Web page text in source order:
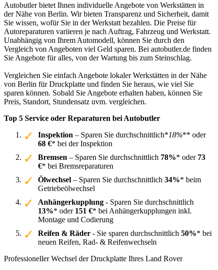
Autobutler bietet Ihnen individuelle Angebote von Werkstätten in
der Nähe von Berlin. Wir bieten Transparenz und Sicherheit, damit
Sie wissen, wofür Sie in der Werkstatt bezahlen. Die Preise für
Autoreparaturen variieren je nach Auftrag, Fahrzeug und Werkstatt.
Unabhängig von Ihrem Automodell, können Sie durch den
Vergleich von Angeboten viel Geld sparen. Bei autobutler.de finden
Sie Angebote für alles, von der Wartung bis zum Steinschlag.
Vergleichen Sie einfach Angebote lokaler Werkstätten in der Nähe
von Berlin für Druckplatte und finden Sie heraus, wie viel Sie
sparen können. Sobald Sie Angebote erhalten haben, können Sie
Preis, Standort, Stundensatz uvm. vergleichen.
Top 5 Service oder Reparaturen bei Autobutler
Inspektion – Sparen Sie durchschnittlich*18%** oder
68 €* bei der Inspektion
Bremsen – Sparen Sie durchschnittlich 78%* oder 73
€* bei Bremsreparaturen
Ölwechsel – Sparen Sie durchschnittlich 34%* beim
Getriebeölwechsel
Anhängerkupplung - Sparen Sie durchschnittlich
13%* oder 151 €* bei Anhängerkupplungen inkl.
Montage und Codierung
Reifen & Räder - Sie sparen durchschnittlich 50%* bei
neuen Reifen, Rad- & Reifenwechseln
Professioneller Wechsel der Druckplatte Ihres Land Rover